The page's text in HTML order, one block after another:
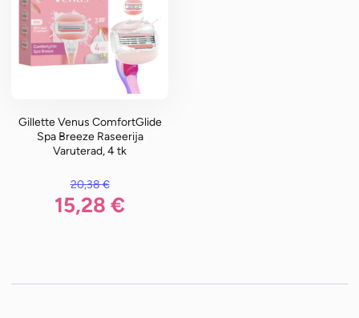
Gillette Venus ComfortGlide
Spa Breeze Raseerija
Varuterad, 4 tk
20,38€
20,38 €.
15,28 €